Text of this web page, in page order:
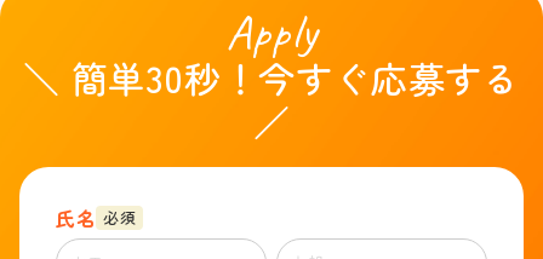
Apply
＼ 簡単30秒！今すぐ応募する
／
氏名 必須